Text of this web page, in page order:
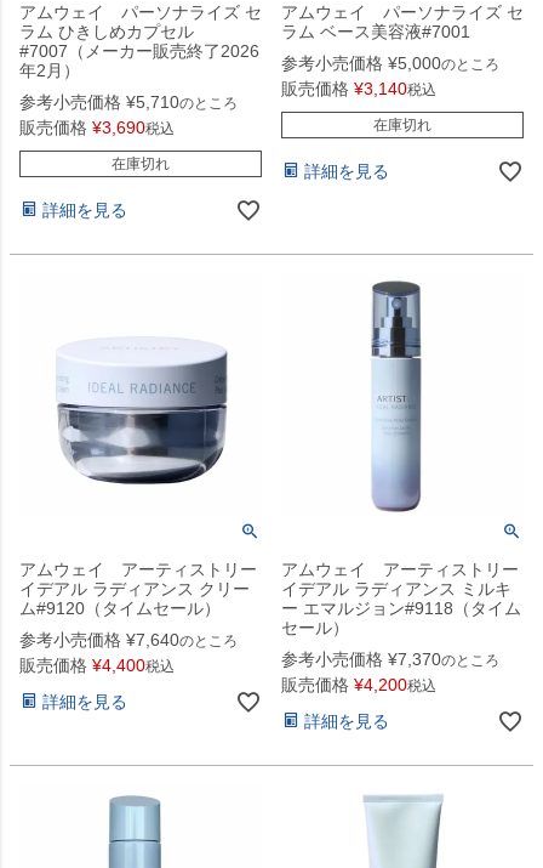
アムウェイ パーソナライズ セ
ラム ひきしめカプセル
#7007（メーカー販売終了2026
年2月）
参考小売価格 ¥5,710のところ
販売価格 ¥3,690税込
在庫切れ
詳細を見る
アムウェイ パーソナライズ セ
ラム ベース美容液#7001
参考小売価格 ¥5,000のところ
販売価格 ¥3,140税込
在庫切れ
詳細を見る
アムウェイ アーティストリー
イデアル ラディアンス クリー
ム#9120（タイムセール）
参考小売価格 ¥7,640のところ
販売価格 ¥4,400税込
詳細を見る
アムウェイ アーティストリー
イデアル ラディアンス ミルキ
ー エマルジョン#9118（タイム
セール）
参考小売価格 ¥7,370のところ
販売価格 ¥4,200税込
詳細を見る